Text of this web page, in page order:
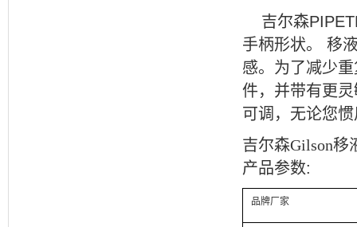
吉尔森
手柄形状。
移
感。为了减少
件，并带有更
可调，无论您
吉尔森Gilson移
产品参数:
品牌厂家